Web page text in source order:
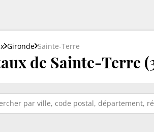
Gironde Sainte-Terre
de Sainte-Terre